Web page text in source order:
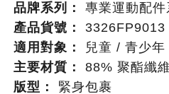
品牌系列：
專業運動配件
產品貨號：
3326FP9013
適用對象：
兒童 / 青少年
主要材質：
88% 聚酯纖
版型：
緊身包裹